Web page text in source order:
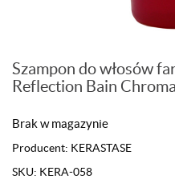
Szampon do włosów
Reflection Bain
Brak w magazynie
Producent: KERASTASE
SKU: KERA-058